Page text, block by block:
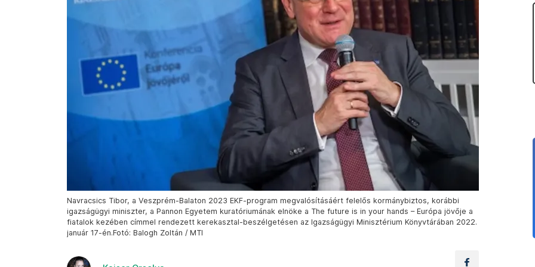
Navracsics Tibor, a Veszprém-Balaton 2023 EKF-program megvalósításáért felelős kormánybiztos, korábbi
igazságügyi miniszter, a Pannon Egyetem kuratóriumának elnöke a The future is in your hands – Európa jövője a
fiatalok kezében címmel rendezett kerekasztal-beszélgetésen az Igazságügyi Minisztérium Könyvtárában 2022.
január 17-én.Fotó: Balogh Zoltán / MTI